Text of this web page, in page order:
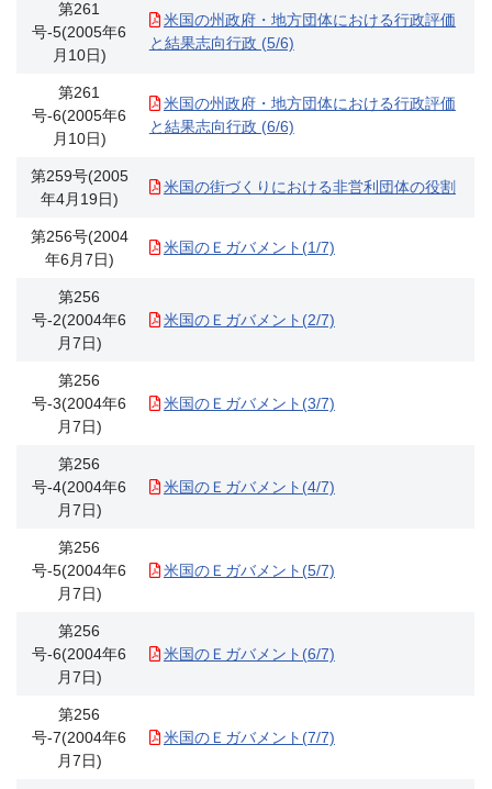
第261
号-5(2005年6
月10日)
米国の州政府・地方団体における行政評価
と結果志向行政 (5/6)
第261
号-6(2005年6
月10日)
米国の州政府・地方団体における行政評価
と結果志向行政 (6/6)
第259号(2005
年4月19日)
米国の街づくりにおける非営利団体の役割
第256号(2004
年6月7日)
米国のＥガバメント(1/7)
第256
号-2(2004年6
月7日)
米国のＥガバメント(2/7)
第256
号-3(2004年6
月7日)
米国のＥガバメント(3/7)
第256
号-4(2004年6
月7日)
米国のＥガバメント(4/7)
第256
号-5(2004年6
月7日)
米国のＥガバメント(5/7)
第256
号-6(2004年6
月7日)
米国のＥガバメント(6/7)
第256
号-7(2004年6
月7日)
米国のＥガバメント(7/7)